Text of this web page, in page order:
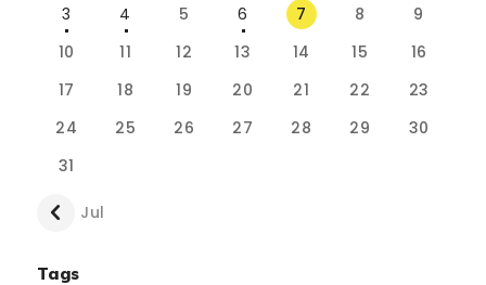
3
4 5 6 7 8
9
10
11 12 13 14 15
16
17
18 19 20 21 22
23
24
25 26 27 28 29
30
31
« Jul
Tags